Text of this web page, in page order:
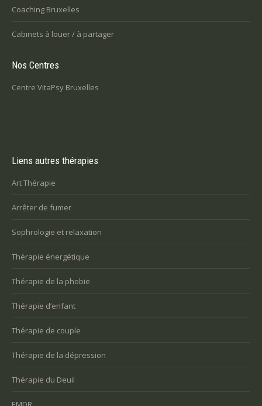
Coaching Bruxelles
Cabinets à louer / à partager
Nos Centres
Centre VitaPsy Bruxelles
Liens autres thérapies
Art Thérapie
Arrêter de fumer
Sophrologie et relaxation
Thérapie énergétique
Thérapie de la phobie
Thérapie d’enfant
Thérapie de couple
Thérapie de la dépression
Thérapie du Deuil